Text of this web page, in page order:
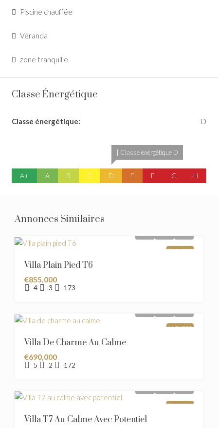
Piscine chauffée
Véranda
zone tranquille
Classe Énergétique
Classe énergétique: D
A+ A B C
| Classe énergétique D
D E F G H
Annonces Similaires
À VENDRE
Villa Plain Pied T6
€855,000
4 3 173
À VENDRE
Villa De Charme Au Calme
€690,000
5 2 172
À VENDRE
Villa T7 Au Calme Avec Potentiel